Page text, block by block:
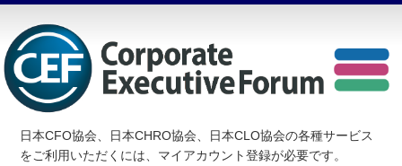
日本CFO協会、日本CHRO協会、日本CLO協会の各種サービス
をご利用いただくには、マイアカウント登録が必要です。